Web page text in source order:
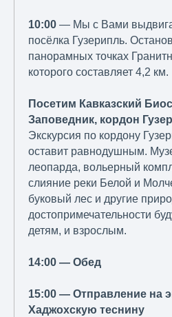
10:00 — Мы с Вами
посёлка Гузерипль.
панорамных точках
которого составляет 4,2 км.
Посетим Кавказский
Заповедник, кордон
Экскурсия по кордону
оставит равнодушным.
леопарда, вольерный
слияние реки Белой и
буковый лес и другие
достопримечательности
детям, и взрослым.
14:00 — Обед
15:00 — Отправление на
Хаджохскую теснину